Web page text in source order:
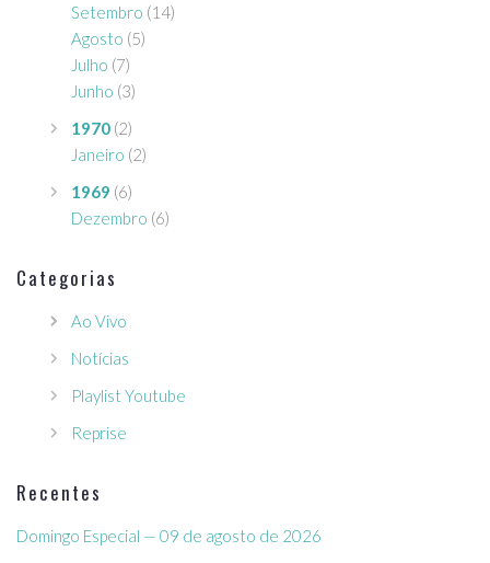
Setembro (14)
Agosto (5)
Julho (7)
Junho (3)
1970 (2)
Janeiro (2)
1969 (6)
Dezembro (6)
Categorias
Ao Vivo
Notícias
Playlist Youtube
Reprise
Recentes
Domingo Especial — 09 de agosto de 2026